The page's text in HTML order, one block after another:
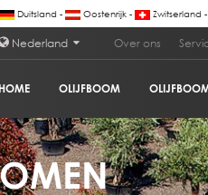
Duitsland - Oostenrijk - Zwitserland -
Nederland Over ons
HOME OLIJFBOOM